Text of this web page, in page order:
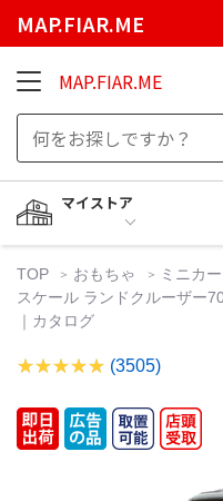
MAP.FIAR.ME
MAP.FIAR.ME
マイストア
TOP おもちゃ ミニカー
スケール ランドクルーザー
｜カタログ
(3505)